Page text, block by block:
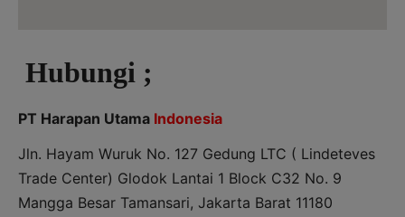
Hubungi ;
PT Harapan Utama Indonesia
Jln. Hayam Wuruk No. 127 Gedung LTC ( Lindeteves
Trade Center) Glodok Lantai 1 Block C32 No. 9
Mangga Besar Tamansari, Jakarta Barat 11180